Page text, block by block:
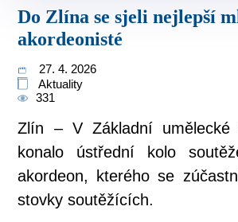
Do Zlína se sjeli nejlepší mladí
akordeonisté
27. 4. 2026
Aktuality
331
Zlín – V Základní
konalo ústřední kolo
akordeon, kterého se
stovky soutěžících.